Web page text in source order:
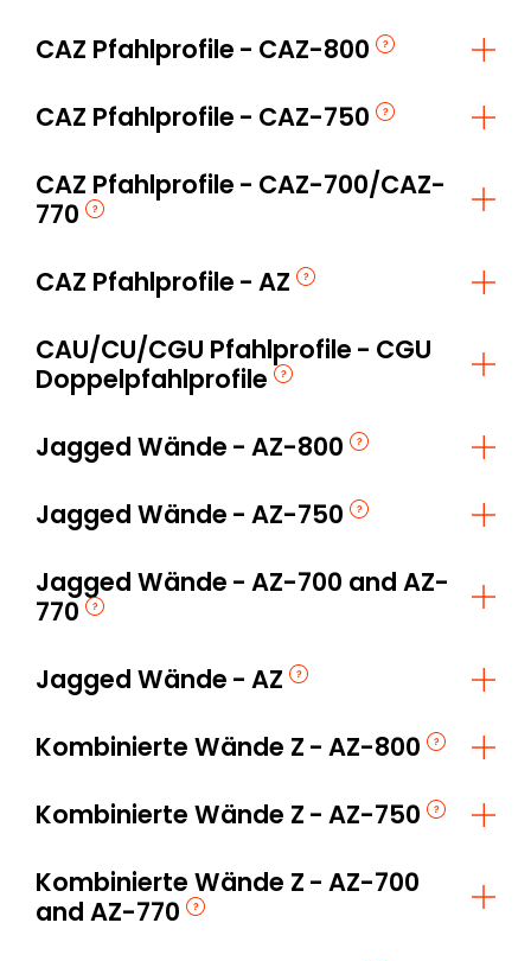
CAZ Pfahlprofile
CAZ-800
CAZ Pfahlprofile
CAZ-750
CAZ Pfahlprofile
CAZ-700/CAZ-
770
CAZ Pfahlprofile
AZ
CAU/CU/CGU Pfahlprofile
CGU
Doppelpfahlprofile
Jagged Wände
AZ-800
Jagged Wände
AZ-750
Jagged Wände
AZ-700 and AZ-
770
Jagged Wände
AZ
Kombinierte Wände Z
AZ-800
Kombinierte Wände Z
AZ-750
Kombinierte Wände Z
AZ-700
and AZ-770